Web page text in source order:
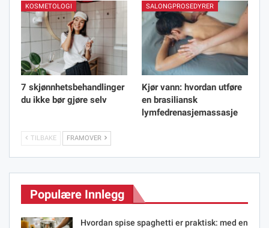
KOSMETOLOGI
7 skjønnhetsbehandlinger
du ikke bør gjøre selv
SALONGPROSEDYRER
Kjør vann: hvordan utføre
en brasiliansk
lymfedrenasjemassasje
TILBAKE FRAMOVER
Populære Innlegg
Hvordan spise spaghetti er praktisk: med en